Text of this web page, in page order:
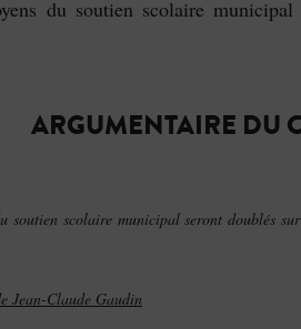
du soutien scolaire
ARGUMENTAIRE DU
soutien scolaire municipal seront doublés
Jean-Claude Gaudin